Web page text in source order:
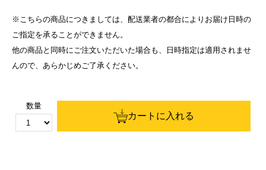
※こちらの商品につきましては、配送業者の都合によりお届け日時の
ご指定を承ることができません。
他の商品と同時にご注文いただいた場合も、日時指定は適用されませ
んので、あらかじめご了承ください。
数量
カートに入れる